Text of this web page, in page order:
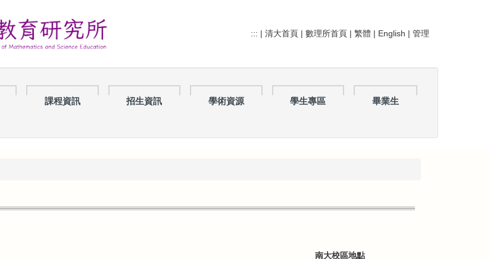
::: | 清大首頁 | 數理所首頁 | 繁體 | English | 管理
課程資訊 招生資訊 學術資源 學生專區 畢業生
南大校區地點